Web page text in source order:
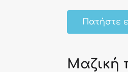
Πατήστε
Μαζική